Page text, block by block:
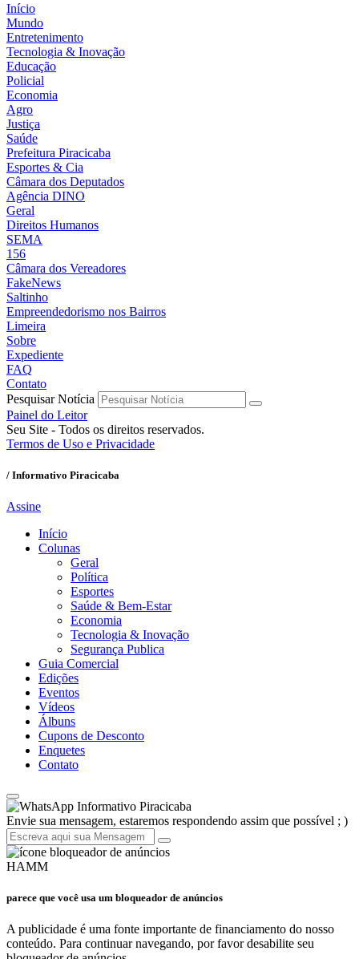
Início
Mundo
Entretenimento
Tecnologia & Inovação
Educação
Policial
Economia
Agro
Justiça
Saúde
Prefeitura Piracicaba
Esportes & Cia
Câmara dos Deputados
Agência DINO
Geral
Direitos Humanos
SEMA
156
Câmara dos Vereadores
FakeNews
Saltinho
Empreendedorismo nos Bairros
Limeira
Sobre
Expediente
FAQ
Contato
Pesquisar Notícia
Painel do Leitor
Seu Site - Todos os direitos reservados.
Termos de Uso e Privacidade
/ Informativo Piracicaba
Assine
Início
Colunas
Geral
Política
Esportes
Saúde & Bem-Estar
Economia
Tecnologia & Inovação
Segurança Publica
Guia Comercial
Edições
Eventos
Vídeos
Álbuns
Cupons de Desconto
Enquetes
Contato
Informativo Piracicaba
Envie sua mensagem, estaremos respondendo assim que possível ; )
HAMM
parece que você usa um bloqueador de anúncios
A publicidade é uma fonte importante de financiamento do nosso
conteúdo. Para continuar navegando, por favor desabilite seu